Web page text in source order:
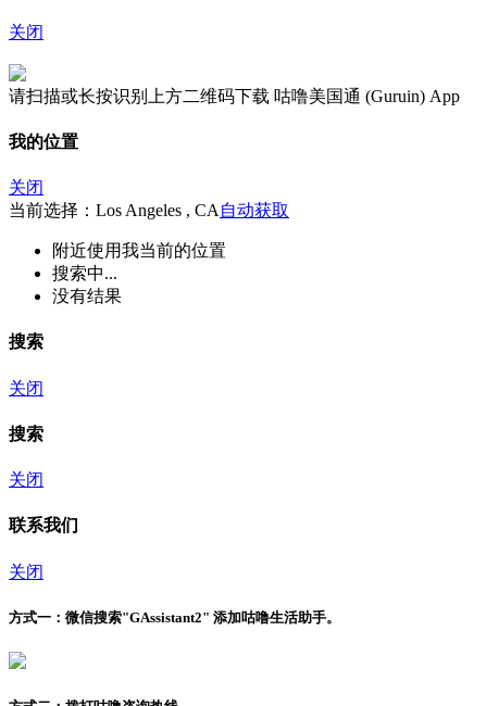
关闭
请扫描或长按识别上方二维码下载 咕噜美国通 (Guruin) App
我的位置
关闭
当前选择：Los Angeles , CA 自动获取
附近使用我当前的位置
搜索中...
没有结果
搜索
关闭
搜索
关闭
联系我们
关闭
方式一： 微信搜索"GAssistant2" 添加咕噜生活助手。